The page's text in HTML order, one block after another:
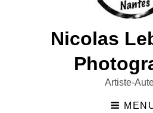
Nicolas
Artiste-